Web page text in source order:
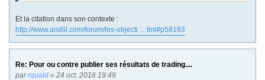
Et la citation dans son contexte :
http://www.andlil.com/forum/les-objecti ... tml#p58193
Re: Pour ou contre publier ses résultats de trading....
parrquaid » 24 oct. 2016 19:49